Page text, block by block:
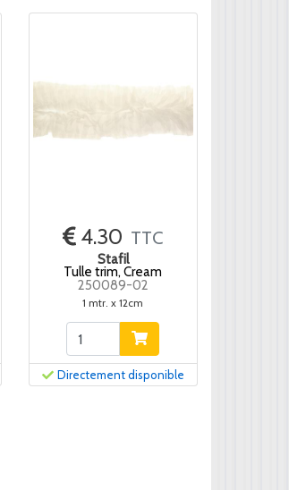
4.30 TTC
Stafil
Tulle trim, Cream
250089-02
1 mtr. x 12cm
Directement disponible